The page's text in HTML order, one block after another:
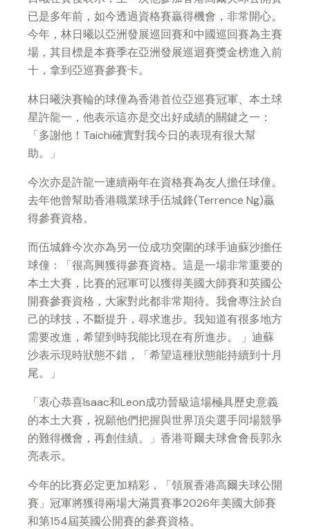
已是多年前，如今透過資格賽贏得機會，非常開心。
今年，林日曦以亞洲發展巡回賽和中國巡回賽為主賽
場，其目標是本賽季在亞洲發展巡迴賽獎金榜進入前
十，拿到亞巡賽參賽卡。
林日曦決賽輪的球僮為香港首位亞巡賽冠軍、本土球
星許龍一，他表示這亦是交出好成績的關鍵之一：
「多謝他！Taichi確實對我今日的表現有很大幫
助。」
今次亦是許龍一連續兩年在資格賽為友人擔任球僮。
去年他曾幫助香港職業球手伍城鋒(Terrence Ng)贏
得參賽資格。
而伍城鋒今次亦為另一位成功突圍的球手迪蘇沙擔任
球僮：「很高興獲得參賽資格。這是一場非常重要的
本土大賽，比賽的冠軍可以獲得美國大師賽和英國公
開賽參賽資格，大家對此都非常期待。我會專注於自
己的球技，不斷提升，尋求進步。我知道有很多地方
需要改進，希望到時我能比現在有所進步。 」迪蘇
沙表示現時狀態不錯，「希望這種狀態能持續到十月
尾。」
「衷心恭喜Isaac和Leon成功晉級這場極具歷史意義
的本土大賽，祝願他們把握與世界頂尖選手同場競爭
的難得機會，再創佳績。」香港哥爾夫球會會長郭永
亮表示。
今年的比賽必定更加精彩，「領展香港高爾夫球公開
賽」冠軍將獲得兩場大滿貫賽事2026年美國大師賽
和第154屆英國公開賽的參賽資格。